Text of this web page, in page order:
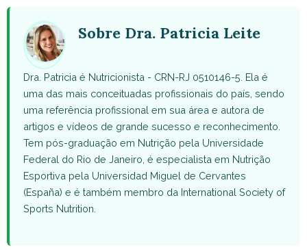
Sobre Dra. Patricia Leite
Dra. Patricia é Nutricionista - CRN-RJ 0510146-5. Ela é
uma das mais conceituadas profissionais do país, sendo
uma referência profissional em sua área e autora de
artigos e vídeos de grande sucesso e reconhecimento.
Tem pós-graduação em Nutrição pela Universidade
Federal do Rio de Janeiro, é especialista em Nutrição
Esportiva pela Universidad Miguel de Cervantes
(España) e é também membro da International Society of
Sports Nutrition.